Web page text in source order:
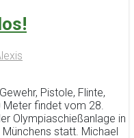
Pistole, Flinte,
Meter findet vom 28.
Olympiaschießanlage in
statt. Michael